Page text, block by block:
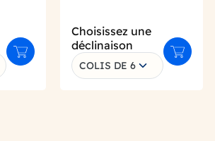
Ajouter au panier
Choisissez une
déclinaison
COLIS DE 6
Ajouter